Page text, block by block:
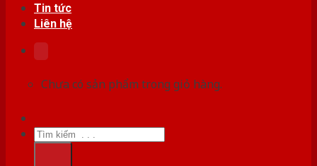
Tin tức
Liên hệ
Chưa có sản phẩm trong giỏ hàng.
Tìm
kiếm: